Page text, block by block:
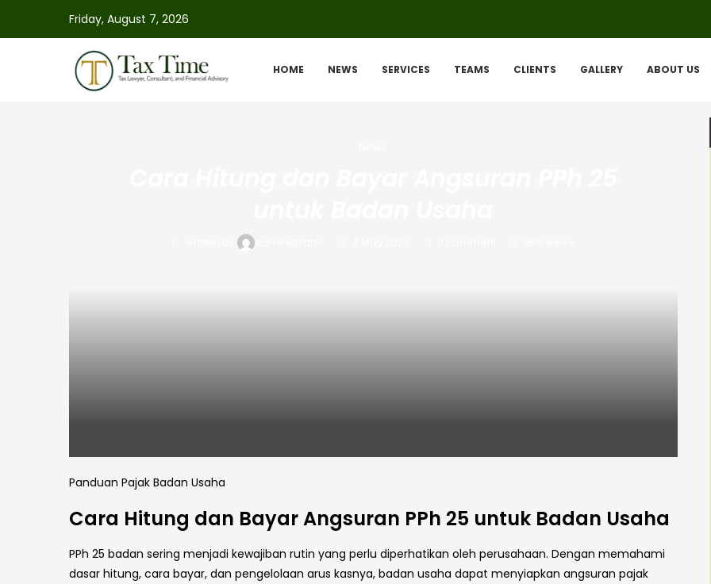
Friday, August 7, 2026
HOME NEWS SERVICES TEAMS CLIENTS GALLERY ABOUT US
Administrator
Panduan Pajak Badan Usaha
Cara Hitung dan Bayar Angsuran PPh 25 untuk Badan Usaha
PPh 25 badan sering menjadi kewajiban rutin yang perlu diperhatikan oleh perusahaan. Dengan memahami
dasar hitung, cara bayar, dan pengelolaan arus kasnya, badan usaha dapat menyiapkan angsuran pajak